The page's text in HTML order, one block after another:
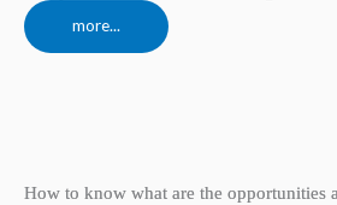
more...
How to know what are the opportunities